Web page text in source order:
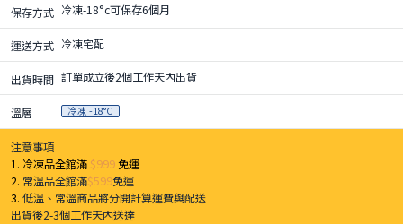
保存方式 冷凍-18°c可保存6個月
運送方式 冷凍宅配
出貨時間 訂單成立後2個工作天內出貨
溫層 冷凍 -18°C
注意事項
1. 冷凍品全館滿 $999免運
2. 常溫品全館滿$599免運
3.低溫、常溫商品將分開計算運費與配送
出貨後2-3個工作天內送達